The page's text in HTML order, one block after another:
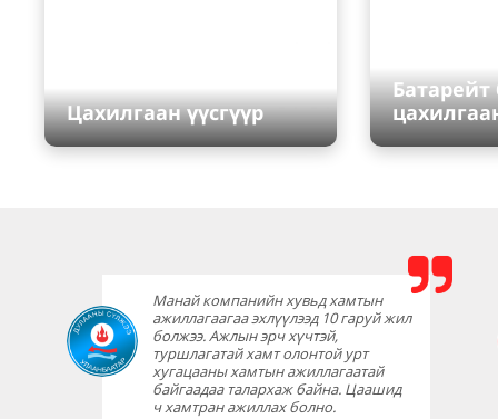
Цахилгаан үүсгүүр
Батарейт
Манай компанийн хувьд хамтын
ажиллагаагаа эхлүүлээд 10 гаруй жил
болжээ. Ажлын эрч хүчтэй,
туршлагатай хамт олонтой урт
хугацааны хамтын ажиллагаатай
байгаадаа талархаж байна. Цаашид
ч хамтран ажиллах болно.